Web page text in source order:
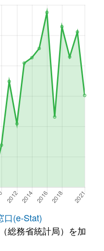
口(e-Stat)
総務省統計局）を加